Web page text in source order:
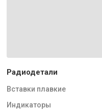
Радиодетали
Вставки плавкие
Индикаторы